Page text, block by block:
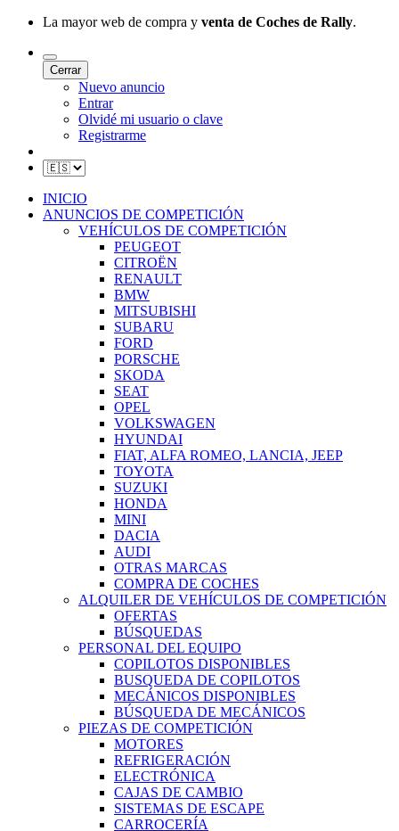
La mayor web de compra y venta de Coches de Rally.
Cerrar
Nuevo anuncio
Entrar
Olvidé mi usuario o clave
Registrarme
INICIO
ANUNCIOS DE COMPETICIÓN
VEHÍCULOS DE COMPETICIÓN
PEUGEOT
CITROËN
RENAULT
BMW
MITSUBISHI
SUBARU
FORD
PORSCHE
SKODA
SEAT
OPEL
VOLKSWAGEN
HYUNDAI
FIAT, ALFA ROMEO, LANCIA, JEEP
TOYOTA
SUZUKI
HONDA
MINI
DACIA
AUDI
OTRAS MARCAS
COMPRA DE COCHES
ALQUILER DE VEHÍCULOS DE COMPETICIÓN
OFERTAS
BÚSQUEDAS
PERSONAL DEL EQUIPO
COPILOTOS DISPONIBLES
BUSQUEDA DE COPILOTOS
MECÁNICOS DISPONIBLES
BÚSQUEDA DE MECÁNICOS
PIEZAS DE COMPETICIÓN
MOTORES
REFRIGERACIÓN
ELECTRÓNICA
CAJAS DE CAMBIO
SISTEMAS DE ESCAPE
CARROCERÍA